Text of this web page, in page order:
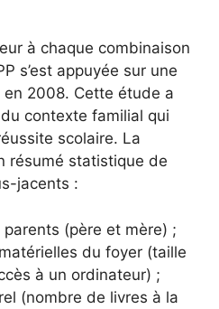
à chaque combinaison
s’est appuyée sur une
2008. Cette étude a
contexte familial qui
scolaire. La
résumé statistique de
jacents :
(père et mère) ;
du foyer (taille
à un ordinateur) ;
(nombre de livres à la